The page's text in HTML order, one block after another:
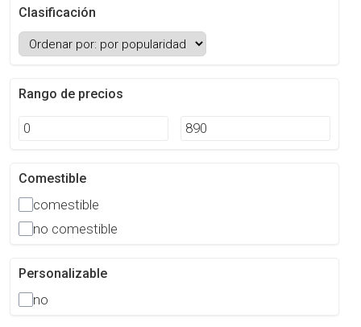
Clasificación
Rango de precios
Comestible
comestible
no comestible
Personalizable
no